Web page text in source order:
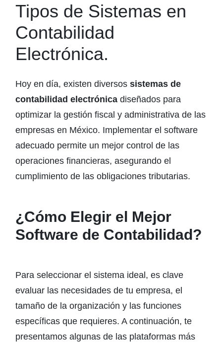
Tipos de Sistemas en
Contabilidad
Electrónica.
Hoy en día, existen diversos sistemas de
contabilidad electrónica diseñados para
optimizar la gestión fiscal y administrativa de las
empresas en México. Implementar el software
adecuado permite un mejor control de las
operaciones financieras, asegurando el
cumplimiento de las obligaciones tributarias.
¿Cómo Elegir el Mejor
Software de Contabilidad?
Para seleccionar el sistema ideal, es clave
evaluar las necesidades de tu empresa, el
tamaño de la organización y las funciones
específicas que requieres. A continuación, te
presentamos algunas de las plataformas más